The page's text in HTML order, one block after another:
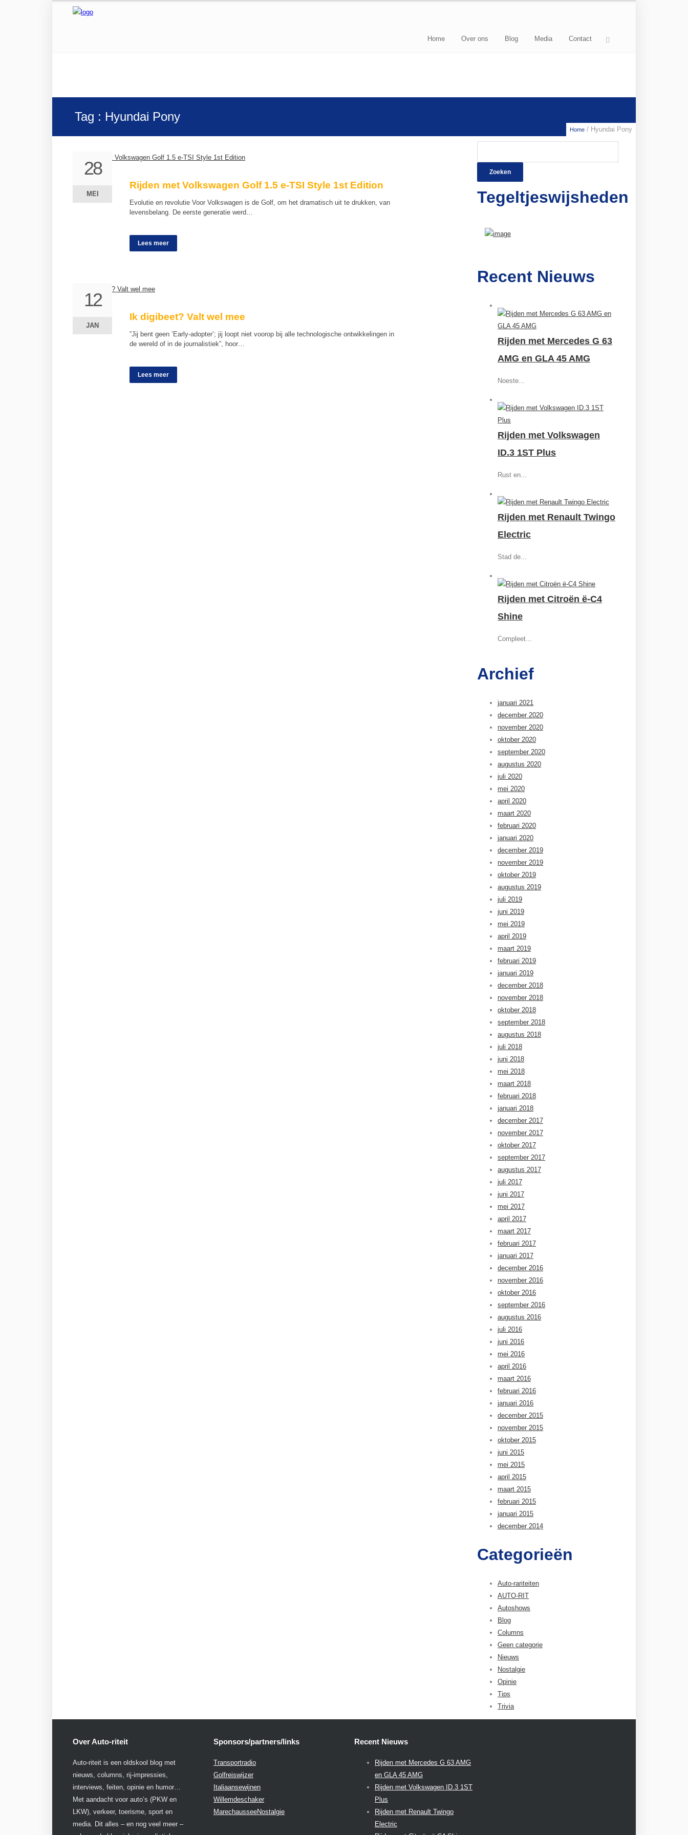
Home Over ons Blog Media Contact
Home / Hyundai Pony
Tag : Hyundai Pony
Rijden met Volkswagen Golf 1.5 e-TSI Style 1st Edition
Evolutie en revolutie Voor Volkswagen is de Golf, om het dramatisch uit te drukken, van
levensbelang. De eerste generatie werd…
Lees meer
28
MEI
28
MEI
Ik digibeet? Valt wel mee
”Jij bent geen ’Early-adopter’; jij loopt niet voorop bij alle technologische ontwikkelingen in
de wereld of in de journalistiek”, hoor…
Lees meer
12
JAN
12
JAN
Tegeltjeswijsheden
Recent Nieuws
Rijden met Mercedes G 63
AMG en GLA 45 AMG
Noeste...
Rijden met Volkswagen
ID.3 1ST Plus
Rust en...
Rijden met Renault Twingo
Electric
Stad de...
Rijden met Citroën ë-C4
Shine
Compleet...
Archief
januari 2021
december 2020
november 2020
oktober 2020
september 2020
augustus 2020
juli 2020
mei 2020
april 2020
maart 2020
februari 2020
januari 2020
december 2019
november 2019
oktober 2019
augustus 2019
juli 2019
juni 2019
mei 2019
april 2019
maart 2019
februari 2019
januari 2019
december 2018
november 2018
oktober 2018
september 2018
augustus 2018
juli 2018
juni 2018
mei 2018
maart 2018
februari 2018
januari 2018
december 2017
november 2017
oktober 2017
september 2017
augustus 2017
juli 2017
juni 2017
mei 2017
april 2017
maart 2017
februari 2017
januari 2017
december 2016
november 2016
oktober 2016
september 2016
augustus 2016
juli 2016
juni 2016
mei 2016
april 2016
maart 2016
februari 2016
januari 2016
december 2015
november 2015
oktober 2015
juni 2015
mei 2015
april 2015
maart 2015
februari 2015
januari 2015
december 2014
Categorieën
Auto-rariteiten
AUTO-RIT
Autoshows
Blog
Columns
Geen categorie
Nieuws
Nostalgie
Opinie
Tips
Trivia
Over Auto-riteit
Auto-riteit is een oldskool blog met
nieuws, columns, rij-impressies,
interviews, feiten, opinie en humor…
Met aandacht voor auto’s (PKW en
LKW), verkeer, toerisme, sport en
media. Dit alles – en nog veel meer –
Sponsors/partners/links
Transportradio
Golfreiswijzer
Italiaansewijnen
Willemdeschaker
MarechausseeNostalgie
Recent Nieuws
Rijden met Mercedes G 63 AMG
en GLA 45 AMG
Rijden met Volkswagen ID.3 1ST
Plus
Rijden met Renault Twingo
Electric